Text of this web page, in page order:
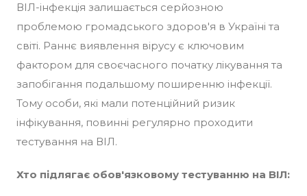
ВІЛ-інфекція залишається серйозною
проблемою громадського здоров'я в Україні та
світі. Раннє виявлення вірусу є ключовим
фактором для своєчасного початку лікування та
запобігання подальшому поширенню інфекції.
Тому особи, які мали потенційний ризик
інфікування, повинні регулярно проходити
тестування на ВІЛ.​
Хто підлягає обов'язковому тестуванню на ВІЛ: